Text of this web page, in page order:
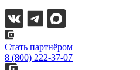
Стать партнёром
8 (800) 222-37-07